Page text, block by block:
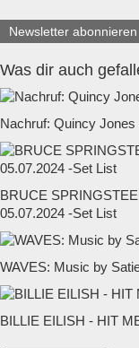
Newsletter abonnieren
Was dir auch
Nachruf: Quincy
BRUCE
05.07.2024 -Set List
WAVES: Music by
BILLIE EILISH - HIT